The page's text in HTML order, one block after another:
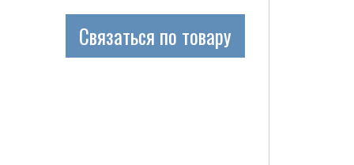
Связаться по товару